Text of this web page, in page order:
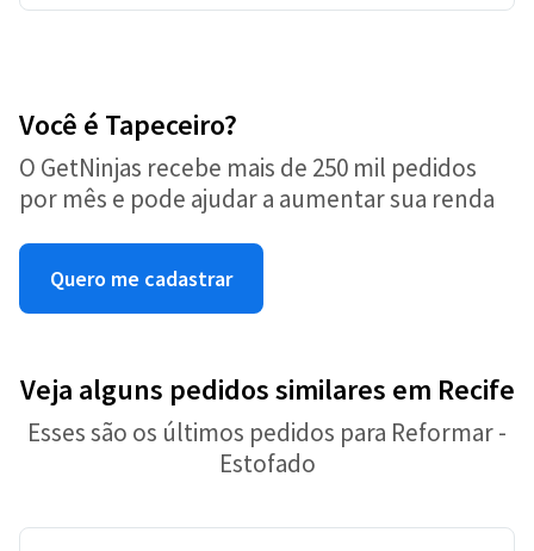
Você é Tapeceiro?
O GetNinjas recebe mais de 250 mil pedidos
por mês e pode ajudar a aumentar sua renda
Quero me cadastrar
Veja alguns pedidos similares em Recife
Esses são os últimos pedidos para Reformar -
Estofado